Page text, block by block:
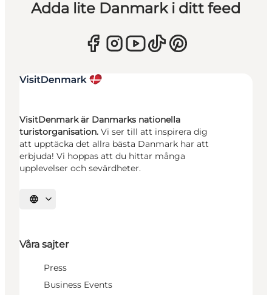
Adda lite Danmark i ditt feed
VisitDenmark är Danmarks nationella
turistorganisation. Vi ser till att inspirera dig
att upptäcka det allra bästa Danmark har att
erbjuda! Vi hoppas att du hittar många
upplevelser och sevärdheter.
Välj språk
Våra sajter
Press
Business Events